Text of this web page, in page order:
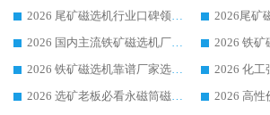
2026 尾矿磁选机行业口碑领域强者，源头直供国内主流厂家华体会手机网页版-华体会(中国) 一站式服务
2026 国内主流铁矿磁选机厂家选购指南|行业口碑好品牌推荐，领域强者华体会手机网页版-华体会(中国)
2026 铁矿磁选机靠谱厂家选购指南，领域强者华体会手机网页版-华体会(中国) 铁矿磁选机性价比高
2026 选矿老板必看永磁筒磁选机推荐 行业头部品牌口碑设备选购全攻略